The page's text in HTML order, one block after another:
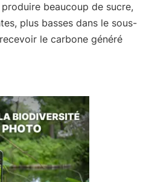
beaucoup de sucre,
plus basses dans le sous-
le carbone généré